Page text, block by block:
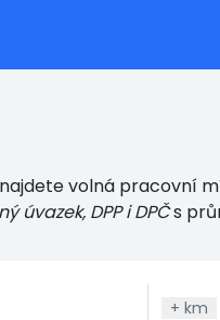
volná pracovní
úvazek, DPP i DPČs
+ km